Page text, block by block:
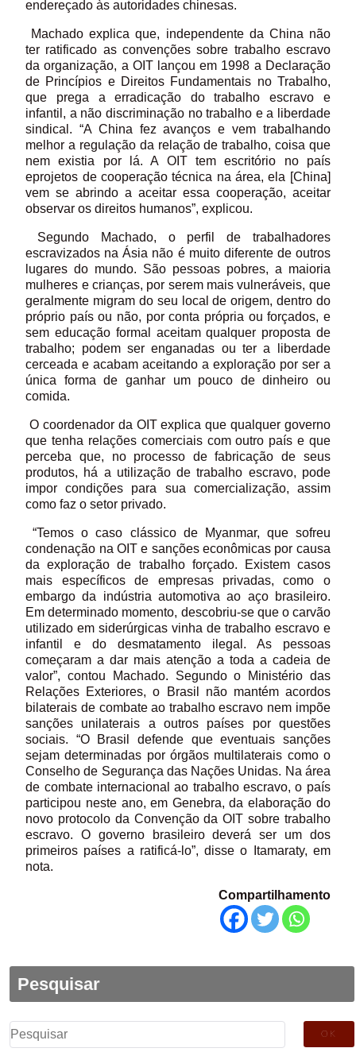
endereçado às autoridades chinesas.
Machado explica que, independente da China não
ter ratificado as convenções sobre trabalho escravo
da organização, a OIT lançou em 1998 a Declaração
de Princípios e Direitos Fundamentais no Trabalho,
que prega a erradicação do trabalho escravo e
infantil, a não discriminação no trabalho e a liberdade
sindical. “A China fez avanços e vem trabalhando
melhor a regulação da relação de trabalho, coisa que
nem existia por lá. A OIT tem escritório no país
eprojetos de cooperação técnica na área, ela [China]
vem se abrindo a aceitar essa cooperação, aceitar
observar os direitos humanos”, explicou.
Segundo Machado, o perfil de trabalhadores
escravizados na Ásia não é muito diferente de outros
lugares do mundo. São pessoas pobres, a maioria
mulheres e crianças, por serem mais vulneráveis, que
geralmente migram do seu local de origem, dentro do
próprio país ou não, por conta própria ou forçados, e
sem educação formal aceitam qualquer proposta de
trabalho; podem ser enganadas ou ter a liberdade
cerceada e acabam aceitando a exploração por ser a
única forma de ganhar um pouco de dinheiro ou
comida.
O coordenador da OIT explica que qualquer governo
que tenha relações comerciais com outro país e que
perceba que, no processo de fabricação de seus
produtos, há a utilização de trabalho escravo, pode
impor condições para sua comercialização, assim
como faz o setor privado.
“Temos o caso clássico de Myanmar, que sofreu
condenação na OIT e sanções econômicas por causa
da exploração de trabalho forçado. Existem casos
mais específicos de empresas privadas, como o
embargo da indústria automotiva ao aço brasileiro.
Em determinado momento, descobriu-se que o carvão
utilizado em siderúrgicas vinha de trabalho escravo e
infantil e do desmatamento ilegal. As pessoas
começaram a dar mais atenção a toda a cadeia de
valor”, contou Machado. Segundo o Ministério das
Relações Exteriores, o Brasil não mantém acordos
bilaterais de combate ao trabalho escravo nem impõe
sanções unilaterais a outros países por questões
sociais. “O Brasil defende que eventuais sanções
sejam determinadas por órgãos multilaterais como o
Conselho de Segurança das Nações Unidas. Na área
de combate internacional ao trabalho escravo, o país
participou neste ano, em Genebra, da elaboração do
novo protocolo da Convenção da OIT sobre trabalho
escravo. O governo brasileiro deverá ser um dos
primeiros países a ratificá-lo”, disse o Itamaraty, em
nota.
Compartilhamento
Pesquisar
Pesquisar
por: